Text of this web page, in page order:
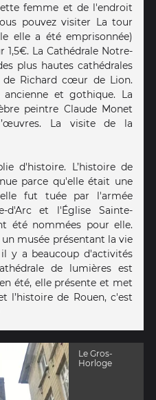
femme et de l'endroit
pouvez visiter La tour
elle a été emprisonnée)
1,5€. La Cathédrale Notre-
plus hautes cathédrales
Richard cœur de Lion.
ancienne et gothique. La
peintre Claude Monet
La visite de la
d'histoire. L’histoire de
parce qu'elle était une
fut tuée par l'armée
d'Arc et l'Église Sainte-
été nommées pour elle.
musée présentant la vie
y a beaucoup d'activités
de lumières est
été, elle présente et met
l’histoire de Rouen, c'est
Le Gros-
Horloge